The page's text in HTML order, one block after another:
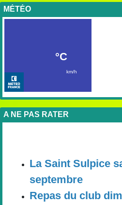
MÉTÉO
A NE PAS RATER
La Saint Sulpice
septembre
Repas du club